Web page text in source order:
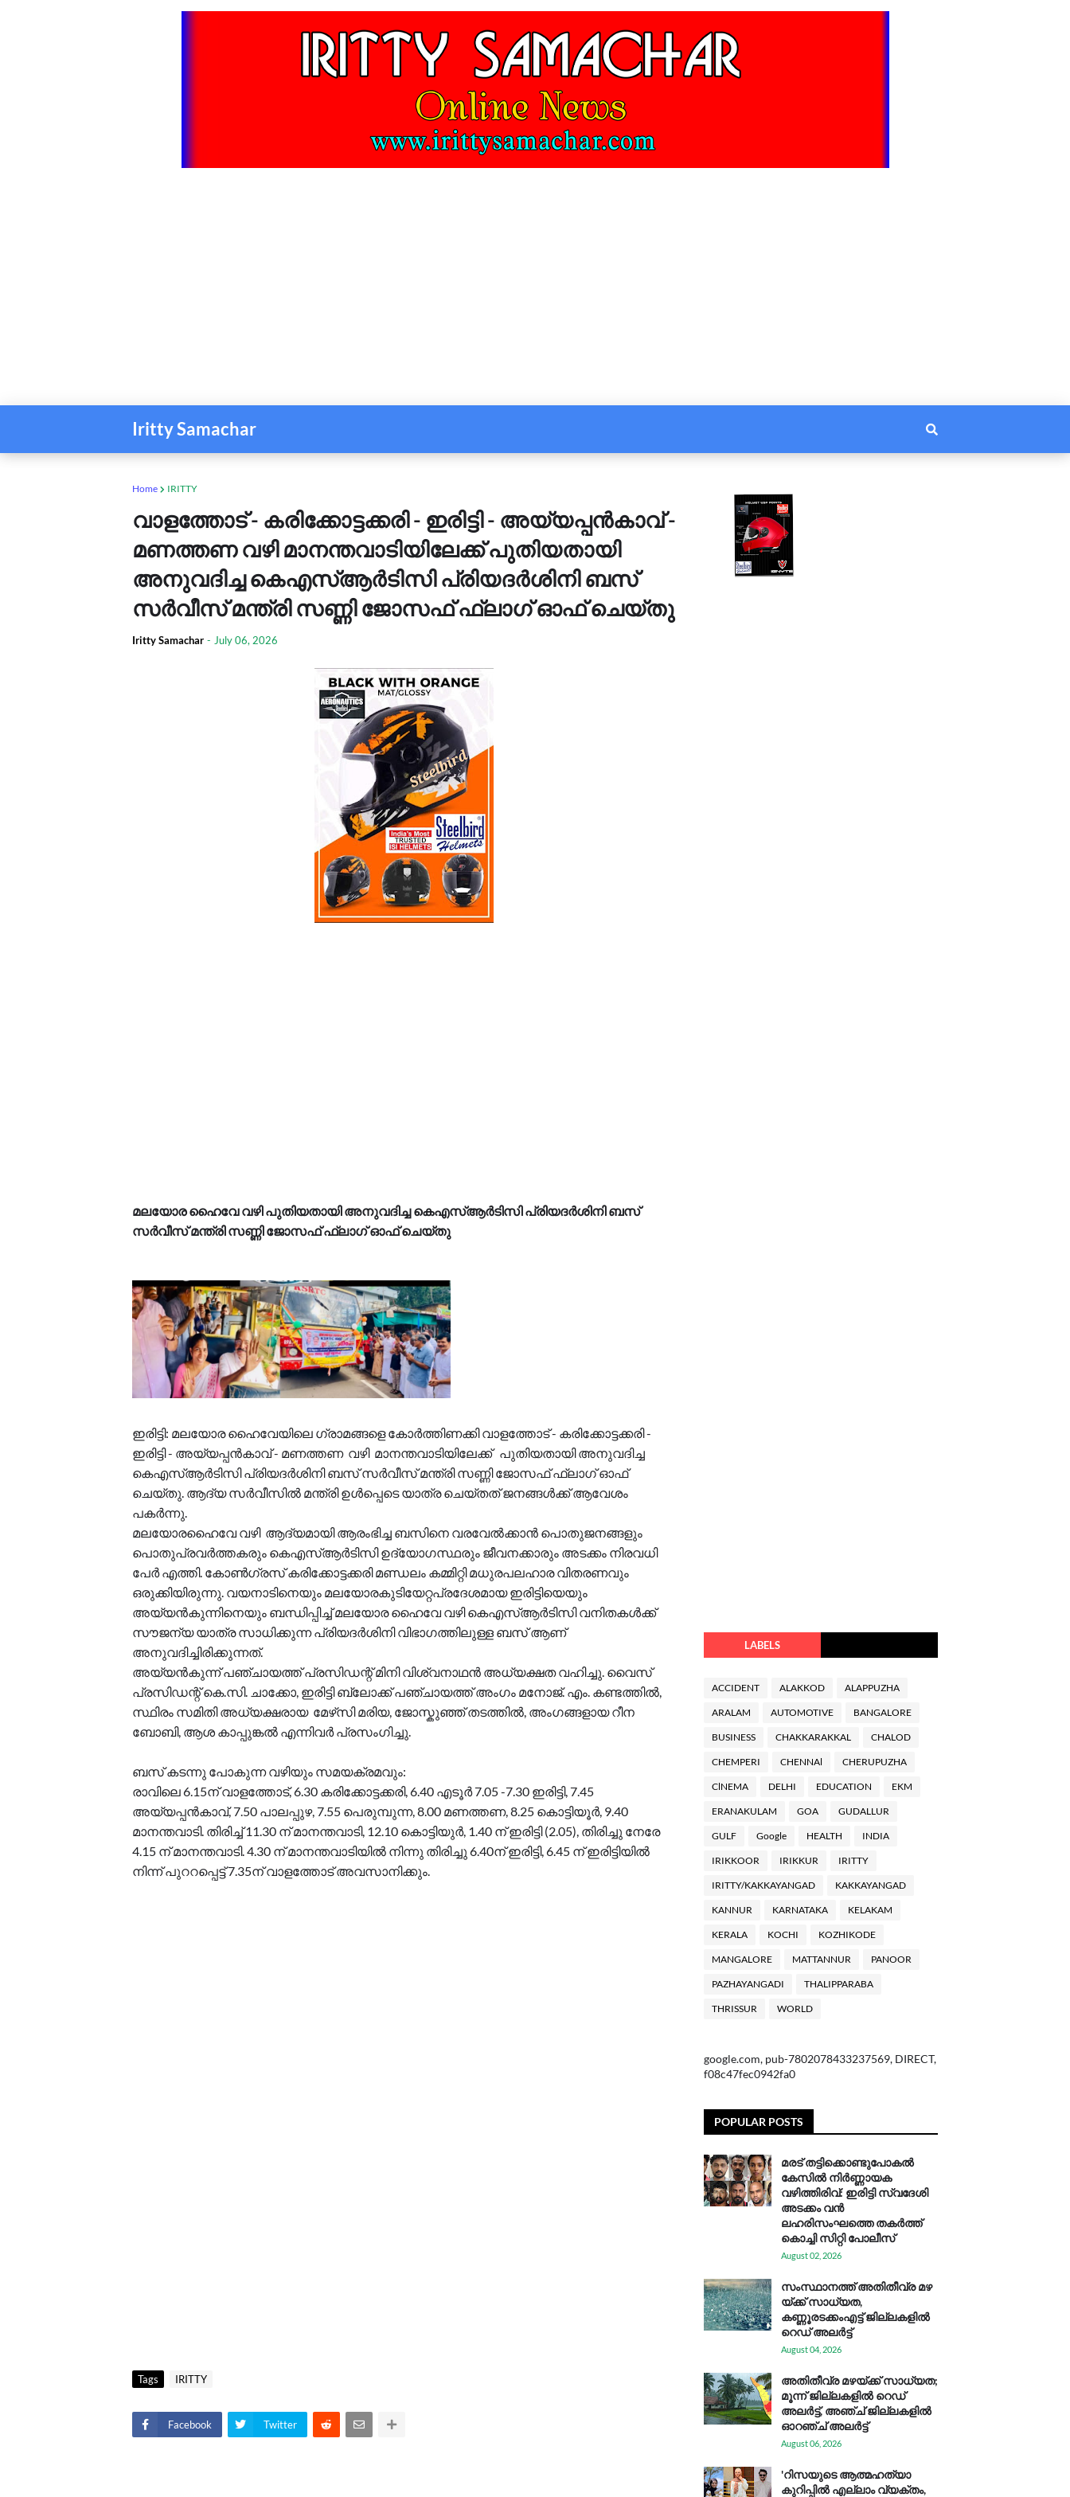
Iritty Samachar
Home IRITTY
വാളത്തോട് - കരിക്കോട്ടക്കരി - ഇരിട്ടി - അയ്യപ്പൻകാവ് -
മണത്തണ വഴി മാനന്തവാടിയിലേക്ക് പുതിയതായി
അനുവദിച്ച കെഎസ്ആർടിസി പ്രിയദർശിനി ബസ്
സർവീസ് മന്ത്രി സണ്ണി ജോസഫ് ഫ്ലാഗ് ഓഫ് ചെയ്തു
Iritty Samachar - July 06, 2026
മലയോര ഹൈവേ വഴി പുതിയതായി അനുവദിച്ച കെഎസ്ആർടിസി പ്രിയദർശിനി ബസ്
സർവീസ് മന്ത്രി സണ്ണി ജോസഫ് ഫ്ലാഗ് ഓഫ് ചെയ്തു
ഇരിട്ടി: മലയോര ഹൈവേയിലെ ഗ്രാമങ്ങളെ കോർത്തിണക്കി വാളത്തോട് - കരിക്കോട്ടക്കരി -
ഇരിട്ടി - അയ്യപ്പൻകാവ് - മണത്തണ വഴി മാനന്തവാടിയിലേക്ക് പുതിയതായി അനുവദിച്ച
കെഎസ്ആർടിസി പ്രിയദർശിനി ബസ് സർവീസ് മന്ത്രി സണ്ണി ജോസഫ് ഫ്ലാഗ് ഓഫ്
ചെയ്തു. ആദ്യ സർവീസിൽ മന്ത്രി ഉൾപ്പെടെ യാത്ര ചെയ്തത് ജനങ്ങൾക്ക് ആവേശം
പകർന്നു.
മലയോരഹൈവേ വഴി ആദ്യമായി ആരംഭിച്ച ബസിനെ വരവേൽക്കാൻ പൊതുജനങ്ങളും
പൊതുപ്രവർത്തകരും കെഎസ്ആർടിസി ഉദ്യോഗസ്ഥരും ജീവനക്കാരും അടക്കം നിരവധി
പേർ എത്തി. കോൺഗ്രസ്‌ കരിക്കോട്ടക്കരി മണ്ഡലം കമ്മിറ്റി മധുരപലഹാര വിതരണവും
ഒരുക്കിയിരുന്നു. വയനാടിനെയും മലയോരകുടിയേറ്റപ്രദേശമായ ഇരിട്ടിയെയും
അയ്യൻകുന്നിനെയും ബന്ധിപ്പിച്ച് മലയോര ഹൈവേ വഴി കെഎസ്ആർടിസി വനിതകൾക്ക്
സൗജന്യ യാത്ര സാധിക്കുന്ന പ്രിയദർശിനി വിഭാഗത്തിലുള്ള ബസ് ആണ്
അനുവദിച്ചിരിക്കുന്നത്.
അയ്യൻകുന്ന് പഞ്ചായത്ത് പ്രസിഡന്റ്‌ മിനി വിശ്വനാഥൻ അധ്യക്ഷത വഹിച്ചു. വൈസ്
പ്രസിഡന്റ്‌ കെ.സി. ചാക്കോ, ഇരിട്ടി ബ്ലോക്ക്‌ പഞ്ചായത്ത് അംഗം മനോജ്‌. എം. കണ്ടത്തിൽ,
സ്ഥിരം സമിതി അധ്യക്ഷരായ മേഴ്‌സി മരിയ, ജോസ്കുഞ്ഞ് തടത്തിൽ, അംഗങ്ങളായ റീന
ബോബി, ആശ കാപ്പുങ്കൽ എന്നിവർ പ്രസംഗിച്ചു.
ബസ് കടന്നു പോകുന്ന വഴിയും സമയക്രമവും:
രാവിലെ 6.15ന് വാളത്തോട്, 6.30 കരിക്കോട്ടക്കരി, 6.40 എടൂർ 7.05 -7.30 ഇരിട്ടി, 7.45
അയ്യപ്പൻകാവ്, 7.50 പാലപ്പുഴ, 7.55 പെരുമ്പുന്ന, 8.00 മണത്തണ, 8.25 കൊട്ടിയൂർ, 9.40
മാനന്തവാടി. തിരിച്ച് 11.30 ന് മാനന്തവാടി, 12.10 കൊട്ടിയുർ, 1.40 ന് ഇരിട്ടി (2.05), തിരിച്ചു നേരേ
4.15 ന് മാനന്തവാടി. 4.30 ന് മാനന്തവാടിയിൽ നിന്നു തിരിച്ചു 6.40ന് ഇരിട്ടി, 6.45 ന് ഇരിട്ടിയിൽ
നിന്ന് പുററപ്പെട്ട് 7.35ന് വാളത്തോട് അവസാനിക്കും.
Tags IRITTY
Facebook Twitter
LABELS
ACCIDENT ALAKKOD ALAPPUZHA
ARALAM AUTOMOTIVE BANGALORE
BUSINESS CHAKKARAKKAL CHALOD
CHEMPERI CHENNAl CHERUPUZHA
ClNEMA DELHI EDUCATION EKM
ERANAKULAM GOA GUDALLUR
GULF Google HEALTH INDIA
IRIKKOOR IRIKKUR IRITTY
IRITTY/KAKKAYANGAD KAKKAYANGAD
KANNUR KARNATAKA KELAKAM
KERALA KOCHI KOZHIKODE
MANGALORE MATTANNUR PANOOR
PAZHAYANGADI THALIPPARABA
THRISSUR WORLD
google.com, pub-7802078433237569, DIRECT,
f08c47fec0942fa0
POPULAR POSTS
മരട് തട്ടിക്കൊണ്ടുപോകൽ
കേസിൽ നിർണ്ണായക
വഴിത്തിരിവ്: ഇരിട്ടി സ്വദേശി
അടക്കം വൻ
ലഹരിസംഘത്തെ തകർത്ത്
കൊച്ചി സിറ്റി പോലീസ്
August 02, 2026
സം​സ്ഥാ​ന​ത്ത് അ​തി​തീ​വ്ര മ​ഴ​
യ്ക്ക് സാ​ധ്യ​ത,
കണ്ണൂരടക്കംഎ​ട്ട് ജി​ല്ല​ക​ളി​ൽ
റെ​ഡ് അ​ലർ​ട്ട്
August 04, 2026
അതിതീവ്ര മഴയ്ക്ക് സാധ്യത;
മൂന്ന് ജില്ലകളിൽ റെഡ്
അലർട്ട്, അഞ്ച് ജില്ലകളിൽ
ഓറഞ്ച് അലർട്ട്
August 06, 2026
'റിസയുടെ ആത്മഹത്യാ
കുറിപ്പിൽ എല്ലാം വ്യക്തം,